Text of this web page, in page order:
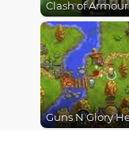
Clash of Armour